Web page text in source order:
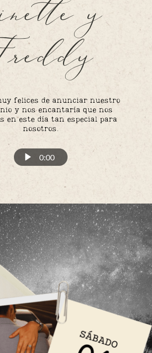
y
felices de anunciar nuestro
y nos encantaría que nos
en este día tan especial para
nosotros.
0:00